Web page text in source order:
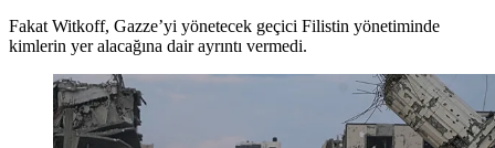
Fakat Witkoff, Gazze’yi yönetecek geçici Filistin yönetiminde
kimlerin yer alacağına dair ayrıntı vermedi.